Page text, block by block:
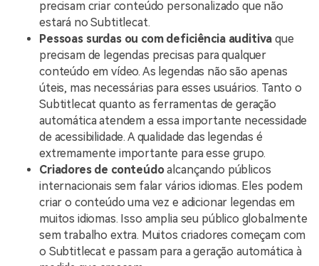
precisam criar conteúdo personalizado que não
estará no Subtitlecat.
Pessoas surdas ou com deficiência auditivaque
precisam de legendas precisas para qualquer
conteúdo em vídeo. As legendas não são apenas
úteis, mas necessárias para esses usuários. Tanto o
Subtitlecat quanto as ferramentas de geração
automática atendem a essa importante necessidade
de acessibilidade. A qualidade das legendas é
extremamente importante para esse grupo.
Criadores de conteúdoalcançando públicos
internacionais sem falar vários idiomas. Eles podem
criar o conteúdo uma vez e adicionar legendas em
muitos idiomas. Isso amplia seu público globalmente
sem trabalho extra. Muitos criadores começam com
o Subtitlecat e passam para a geração automática à